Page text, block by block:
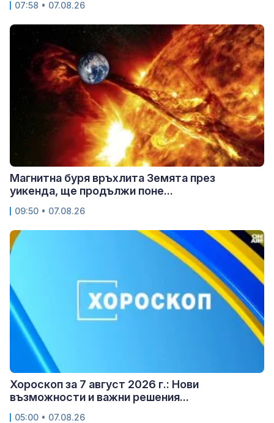
07:58 • 07.08.26
Магнитна буря връхлита Земята през
уикенда, ще продължи поне...
09:50 • 07.08.26
Хороскоп за 7 август 2026 г.: Нови
възможности и важни решения...
05:00 • 07.08.26